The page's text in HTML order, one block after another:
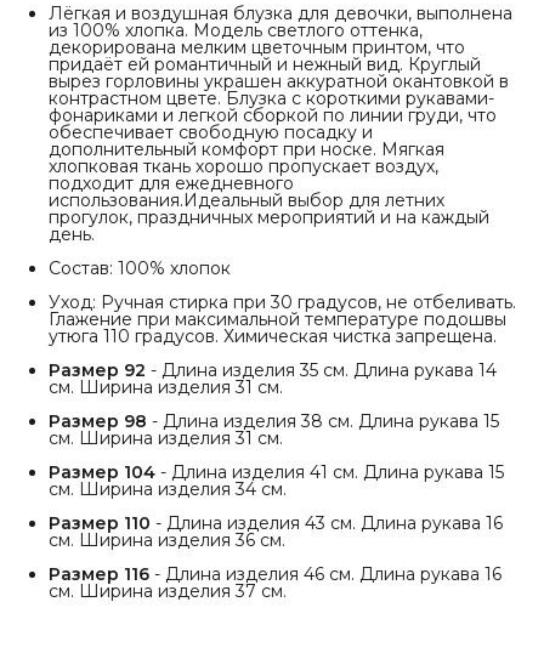
Лёгкая и воздушная блузка для девочки, выполнена
из 100% хлопка. Модель светлого оттенка,
декорирована мелким цветочным принтом, что
придаёт ей романтичный и нежный вид. Круглый
вырез горловины украшен аккуратной окантовкой в
контрастном цвете. Блузка с короткими рукавами-
фонариками и легкой сборкой по линии груди, что
обеспечивает свободную посадку и
дополнительный комфорт при носке. Мягкая
хлопковая ткань хорошо пропускает воздух,
подходит для ежедневного
использования.Идеальный выбор для летних
прогулок, праздничных мероприятий и на каждый
день.
Состав: 100% хлопок
Уход: Ручная стирка при 30 градусов, не отбеливать.
Глажение при максимальной температуре подошвы
утюга 110 градусов. Химическая чистка запрещена.
Размер 92 - Длина изделия 35 см. Длина рукава 14
см. Ширина изделия 31 см.
Размер 98 - Длина изделия 38 см. Длина рукава 15
см. Ширина изделия 31 см.
Размер 104 - Длина изделия 41 см. Длина рукава 15
см. Ширина изделия 34 см.
Размер 110 - Длина изделия 43 см. Длина рукава 16
см. Ширина изделия 36 см.
Размер 116 - Длина изделия 46 см. Длина рукава 16
см. Ширина изделия 37 см.